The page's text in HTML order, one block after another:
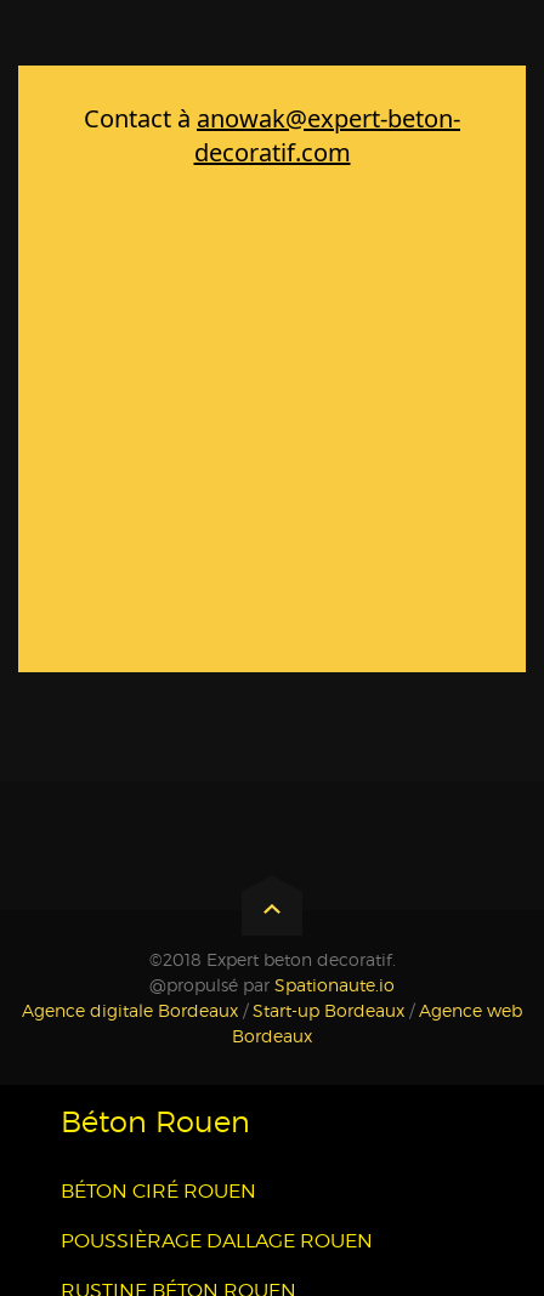
©2018 Expert beton decoratif.
@propulsé par Spationaute.io
Agence digitale Bordeaux /Start-up Bordeaux /Agence web
Bordeaux
Béton Rouen
BÉTON CIRÉ ROUEN
POUSSIÈRAGE DALLAGE ROUEN
RUSTINE BÉTON ROUEN